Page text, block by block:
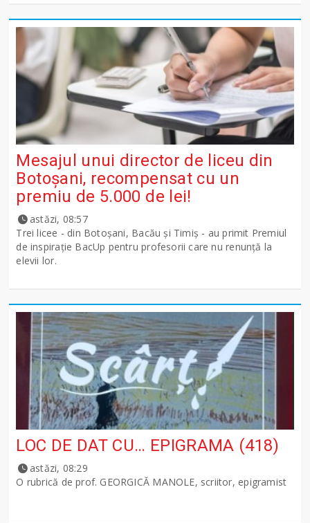
Mesajul unui director de liceu din
Botoșani, recompensat cu un
premiu de 5.000 de lei!
astăzi, 08:57
Trei licee - din Botoșani, Bacău și Timiș - au primit Premiul
de inspirație BacUp pentru profesorii care nu renunță la
elevii lor.
LOC DE DAT CU… EPIGRAMA (418)
astăzi, 08:29
O rubrică de prof. GEORGICĂ MANOLE, scriitor, epigramist